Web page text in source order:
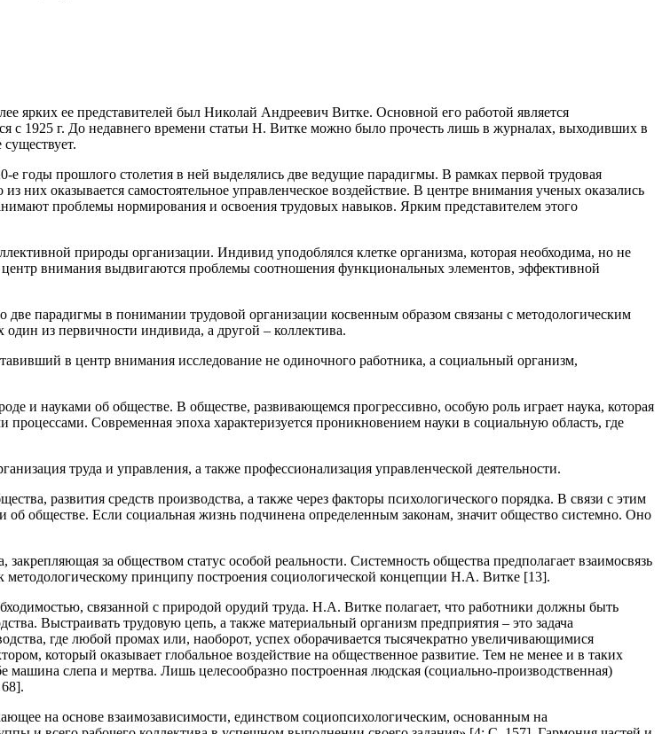
ярких ее представителей был Николай Андреевич Витке. Основной его работой является
с 1925 г. До недавнего времени статьи Н. Витке можно было прочесть лишь в журналах, выходивших в
е годы прошлого столетия в ней выделялись две ведущие парадигмы. В рамках первой трудовая
них оказывается самостоятельное управленческое воздействие. В центре внимания ученых оказались
проблемы нормирования и освоения трудовых навыков. Ярким представителем этого
природы организации. Индивид уподоблялся клетке организма, которая необходима, но не
центр внимания выдвигаются проблемы соотношения функциональных элементов, эффективной
парадигмы в понимании трудовой организации косвенным образом связаны с методологическим
из первичности индивида, а другой – коллектива.
в центр внимания исследование не одиночного работника, а социальный организм,
и науками об обществе. В обществе, развивающемся прогрессивно, особую роль играет наука, которая
Современная эпоха характеризуется проникновением науки в социальную область, где
труда и управления, а также профессионализация управленческой деятельности.
развития средств производства, а также через факторы психологического порядка. В связи с этим
об обществе. Если социальная жизнь подчинена определенным законам, значит общество системно. Оно
за обществом статус особой реальности. Системность общества предполагает взаимосвязь
методологическому принципу построения социологической концепции Н.А. Витке [13].
связанной с природой орудий труда. Н.А. Витке полагает, что работники должны быть
Выстраивать трудовую цепь, а также материальный организм предприятия – это задача
где любой промах или, наоборот, успех оборачивается тысячекратно увеличивающимися
который оказывает глобальное воздействие на общественное развитие. Тем не менее и в таких
слепа и мертва. Лишь целесообразно построенная людская (социально-производственная)
на основе взаимозависимости, единством социопсихологическим, основанным на